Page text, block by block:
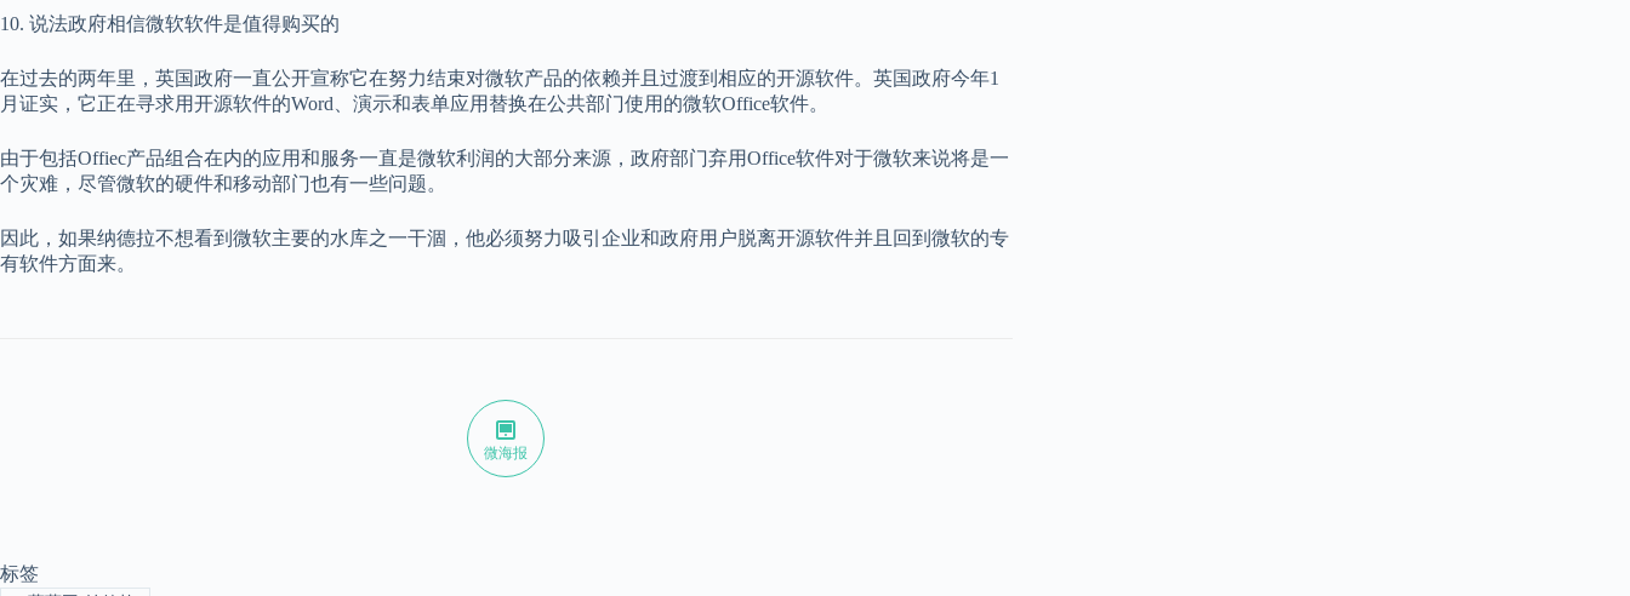
10. 说法政府相信微软软件是值得购买的
在过去的两年里，英国政府一直公开宣称它在努力结束对微软产品的依赖并且过渡到相应的开源软件。英国政府今年1
月证实，它正在寻求用开源软件的Word、演示和表单应用替换在公共部门使用的微软Office软件。
由于包括Offiec产品组合在内的应用和服务一直是微软利润的大部分来源，政府部门弃用Office软件对于微软来说将是一
个灾难，尽管微软的硬件和移动部门也有一些问题。
因此，如果纳德拉不想看到微软主要的水库之一干涸，他必须努力吸引企业和政府用户脱离开源软件并且回到微软的专
有软件方面来。
微海报
标签